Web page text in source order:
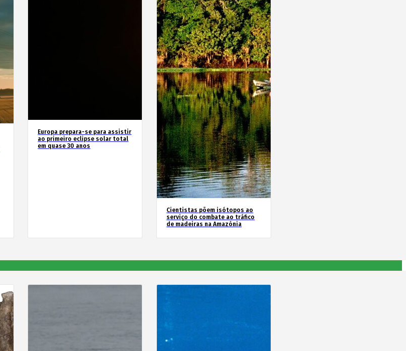
Europa prepara-se para assistir
ao primeiro eclipse solar total
em quase 30 anos
Cientistas põem isótopos ao
serviço do combate ao tráfico
de madeiras na Amazónia